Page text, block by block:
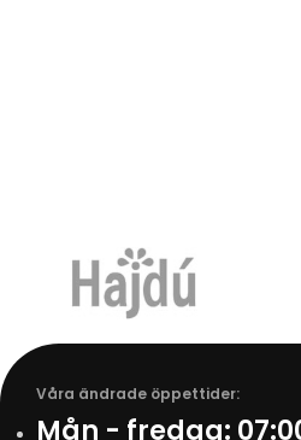
Våra ändrade öppettider:
Mån - fredag: